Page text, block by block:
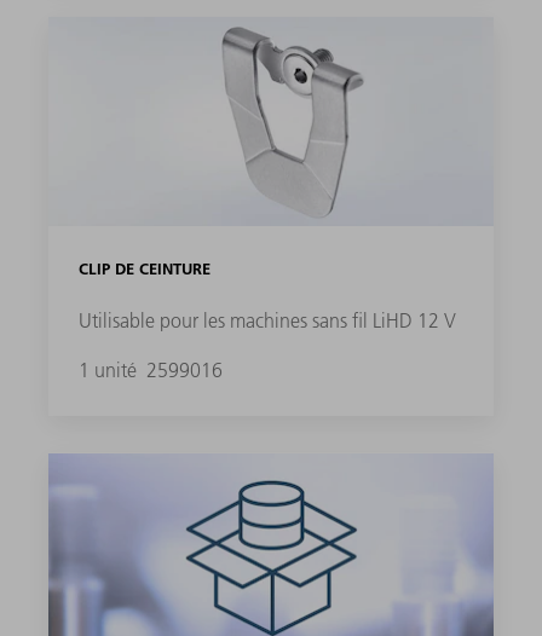
CLIP DE CEINTURE
Utilisable pour les machines sans fil LiHD 12 V
1 unité 2599016